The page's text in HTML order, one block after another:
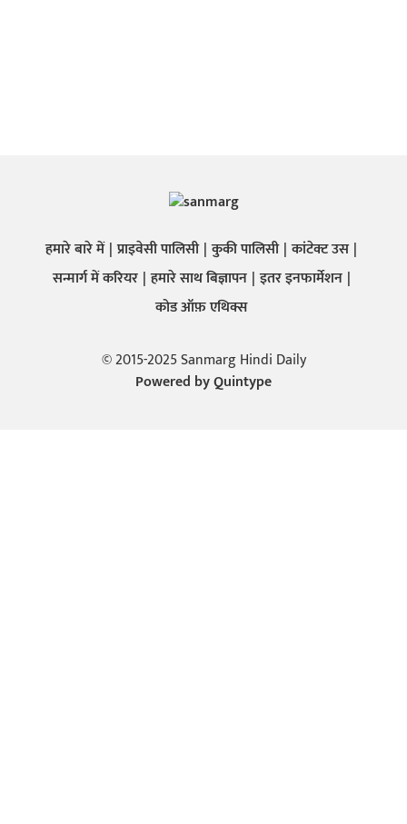
हमारे बारे में प्राइवेसी पालिसी कुकी पालिसी कांटेक्ट उस
सन्मार्ग में करियर हमारे साथ बिज्ञापन इतर इनफार्मेशन
कोड ऑफ़ एथिक्स
© 2015-2025 Sanmarg Hindi Daily
Powered byQuintype